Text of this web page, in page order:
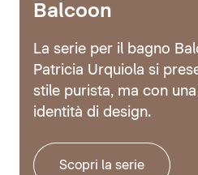
Balcoon
La serie per il bagno
Patricia Urquiola si
stile purista, ma con
identità di design.
Scopri la serie